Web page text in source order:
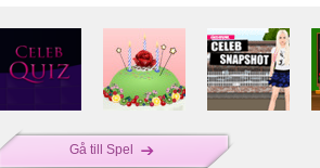
Gå till Spel